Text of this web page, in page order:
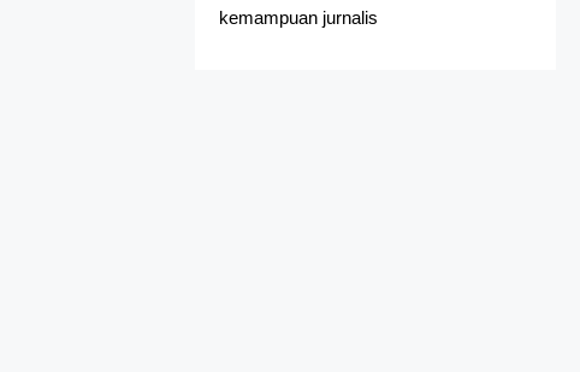
kemampuan jurnalis